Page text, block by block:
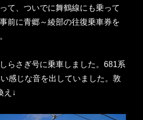
て、ついでに舞鶴線にも乗って
前に青郷～綾部の往復乗車券を
らさぎ号に乗車しました。681系
感じな音を出していました。敦
え↓